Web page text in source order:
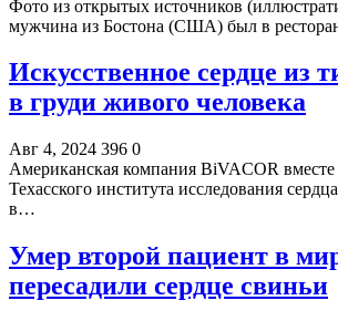
Фото из открытых источников
мужчина из Бостона (США) был в
Искусственное сердце из
в груди живого человека
Авг 4, 2024 396 0
Американская компания BiVACOR
Техасского института исследования
в…
Умер второй пациент в
пересадили сердце свиньи